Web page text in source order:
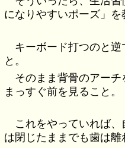
になりやすいポーズ」を
キーボード打つのと
と。
そのまま背骨のアーチ
まっすぐ前を見ること。
これをやっていれば
は閉じたままでも歯は離